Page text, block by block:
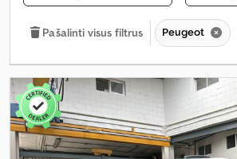
Pašalinti visus filtrus Peugeot